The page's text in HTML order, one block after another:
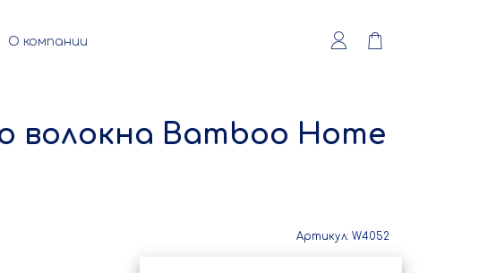
О компании
волокна Bamboo Home
Артикул: W4052